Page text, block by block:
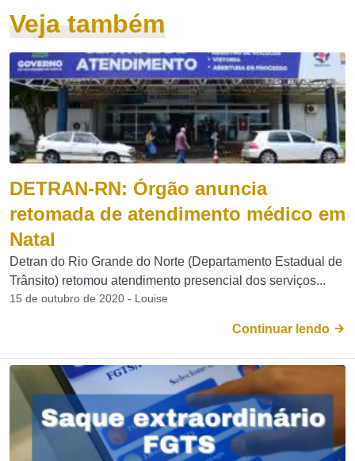
Veja também
DETRAN-RN: Órgão anuncia
retomada de atendimento médico em
Natal
Detran do Rio Grande do Norte (Departamento Estadual de
Trânsito) retomou atendimento presencial dos serviços...
15 de outubro de 2020 - Louise
Continuar lendo